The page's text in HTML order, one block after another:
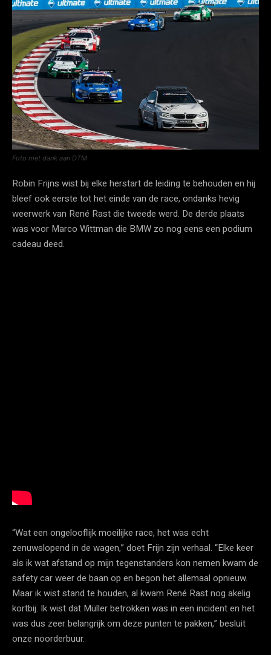
Foto met dank aan DTM
Robin Frijns wist bij elke herstart de leiding te behouden en hij
bleef ook eerste tot het einde van de race, ondanks hevig
weerwerk van René Rast die tweede werd. De derde plaats
was voor Marco Wittman die BMW zo nog eens een podium
cadeau deed.
“Wat een ongelooflijk moeilijke race, het was echt
zenuwslopend in de wagen,” doet Frijn zijn verhaal. “Elke keer
als ik wat afstand op mijn tegenstanders kon nemen kwam de
safety car weer de baan op en begon het allemaal opnieuw.
Maar ik wist stand te houden, al kwam René Rast nog akelig
kortbij. Ik wist dat Müller betrokken was in een incident en het
was dus zeer belangrijk om deze punten te pakken,” besluit
onze noorderbuur.